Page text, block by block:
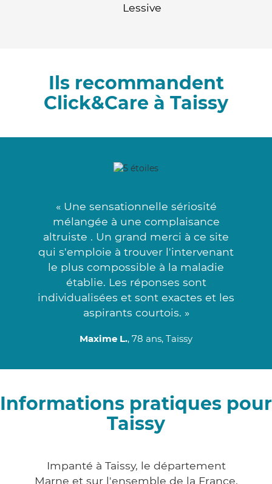
Lessive
Ils recommandent
Click&Care à Taissy
« Une sensationnelle sériosité
mélangée à une complaisance
altruiste . Un grand merci à ce site
qui s'emploie à trouver l'intervenant
le plus compossible à la maladie
établie. Les réponses sont
individualisées et sont exactes et les
aspirants courtois. »
Maxime L., 78 ans, Taissy
Informations pratiques pour
Taissy
Impanté à Taissy, le département
Marne et sur l'ensemble de la France,